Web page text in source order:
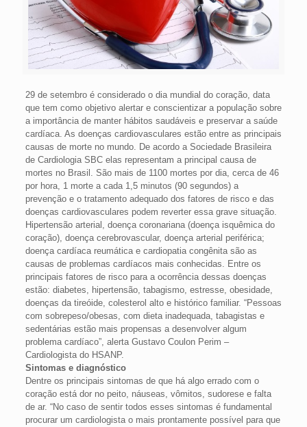
29 de setembro é considerado o dia mundial do coração, data
que tem como objetivo alertar e conscientizar a população sobre
a importância de manter hábitos saudáveis e preservar a saúde
cardíaca. As doenças cardiovasculares estão entre as principais
causas de morte no mundo. De acordo a Sociedade Brasileira
de Cardiologia SBC elas representam a principal causa de
mortes no Brasil. São mais de 1100 mortes por dia, cerca de 46
por hora, 1 morte a cada 1,5 minutos (90 segundos) a
prevenção e o tratamento adequado dos fatores de risco e das
doenças cardiovasculares podem reverter essa grave situação.
Hipertensão arterial, doença coronariana (doença isquêmica do
coração), doença cerebrovascular, doença arterial periférica;
doença cardíaca reumática e cardiopatia congênita são as
causas de problemas cardíacos mais conhecidas. Entre os
principais fatores de risco para a ocorrência dessas doenças
estão: diabetes, hipertensão, tabagismo, estresse, obesidade,
doenças da tireóide, colesterol alto e histórico familiar. “Pessoas
com sobrepeso/obesas, com dieta inadequada, tabagistas e
sedentárias estão mais propensas a desenvolver algum
problema cardíaco”, alerta Gustavo Coulon Perim –
Cardiologista do HSANP.
Sintomas e diagnóstico
Dentre os principais sintomas de que há algo errado com o
coração está dor no peito, náuseas, vômitos, sudorese e falta
de ar. “No caso de sentir todos esses sintomas é fundamental
procurar um cardiologista o mais prontamente possível para que